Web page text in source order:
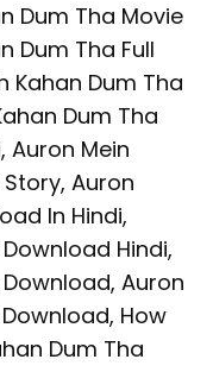
Dum Tha Movie
Dum Tha Full
Kahan Dum Tha
Dum Tha
Auron Mein
Auron
In Hindi,
Hindi,
Auron
How
Dum Tha